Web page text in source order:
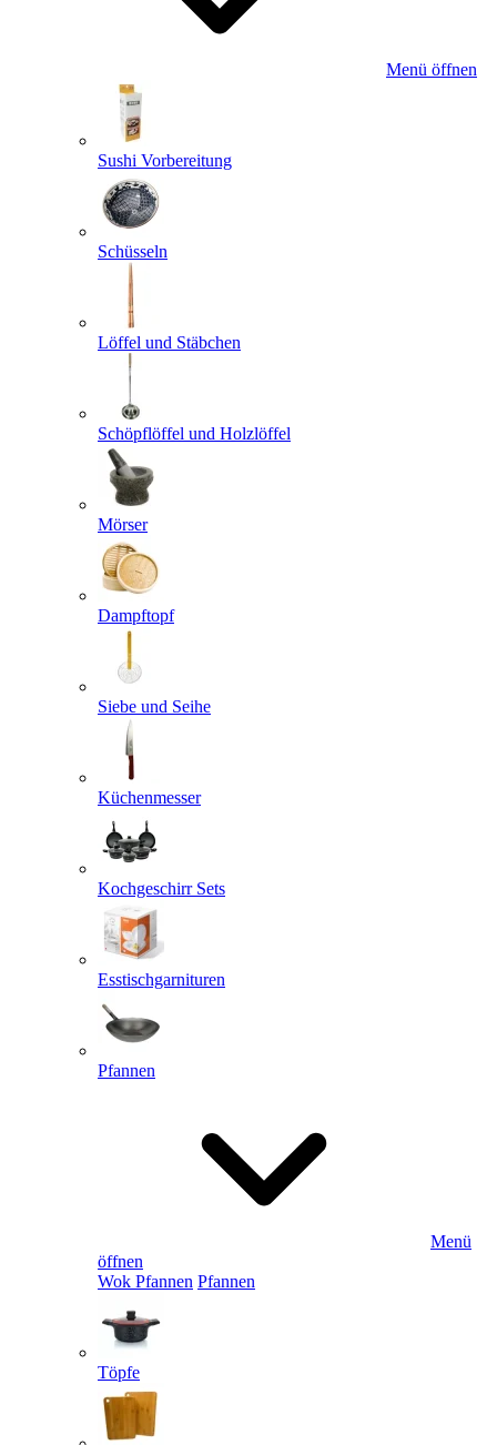
Menü öffnen
Sushi Vorbereitung
Schüsseln
Löffel und Stäbchen
Schöpflöffel und Holzlöffel
Mörser
Dampftopf
Siebe und Seihe
Küchenmesser
Kochgeschirr Sets
Esstischgarnituren
Pfannen
Menü
öffnen
Wok Pfannen Pfannen
Töpfe